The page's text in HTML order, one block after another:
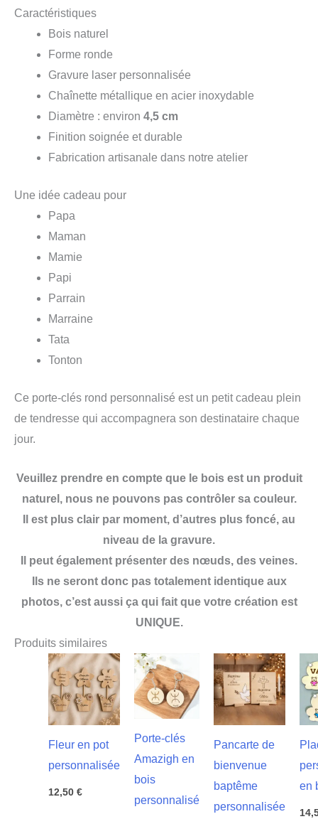
Caractéristiques
Bois naturel
Forme ronde
Gravure laser personnalisée
Chaînette métallique en acier inoxydable
Diamètre : environ 4,5 cm
Finition soignée et durable
Fabrication artisanale dans notre atelier
Une idée cadeau pour
Papa
Maman
Mamie
Papi
Parrain
Marraine
Tata
Tonton
Ce porte-clés rond personnalisé est un petit cadeau plein
de tendresse qui accompagnera son destinataire chaque
jour.
Veuillez prendre en compte que le bois est un produit
naturel, nous ne pouvons pas contrôler sa couleur.
Il est plus clair par moment, d’autres plus foncé, au
niveau de la gravure.
Il peut également présenter des nœuds, des veines.
Ils ne seront donc pas totalement identique aux
photos, c’est aussi ça qui fait que votre création est
UNIQUE.
Produits similaires
Fleur en pot
personnalisée
12,50 €
Porte-clés
Amazigh en
bois
personnalisé
Pancarte de
bienvenue
baptême
personnalisée
en